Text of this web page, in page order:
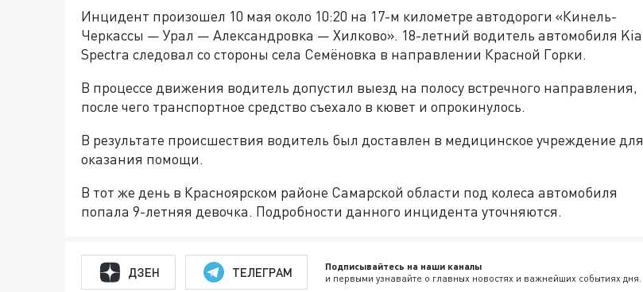
Инцидент произошел 10 мая около 10:20 на 17-м километре автодороги «Кинель-
Черкассы — Урал — Александровка — Хилково». 18-летний водитель автомобиля Kia
Spectra следовал со стороны села Семёновка в направлении Красной Горки.
В процессе движения водитель допустил выезд на полосу встречного направления,
после чего транспортное средство съехало в кювет и опрокинулось.
В результате происшествия водитель был доставлен в медицинское учреждение для
оказания помощи.
В тот же день в Красноярском районе Самарской области под колеса автомобиля
попала 9-летняя девочка. Подробности данного инцидента уточняются.
ДЗЕН ТЕЛЕГРАМ Подписывайтесь на наши каналы
и первыми узнавайте о главных новостях и важнейших событиях дня.